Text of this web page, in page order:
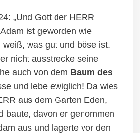
„Und Gott der HERR
ist geworden wie
weiß, was gut und böse ist.
nicht ausstrecke seine
auch von dem Baum des
und lebe ewiglich! Da wies
aus dem Garten Eden,
baute, davon er genommen
aus und lagerte vor den